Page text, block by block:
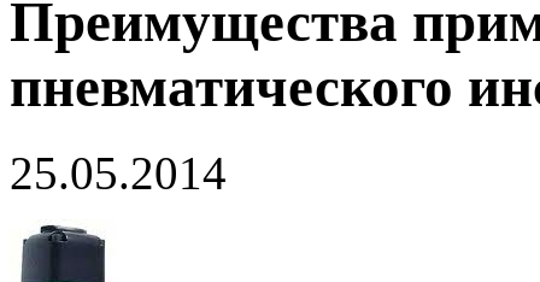
Преимущества
пневматического
25.05.2014